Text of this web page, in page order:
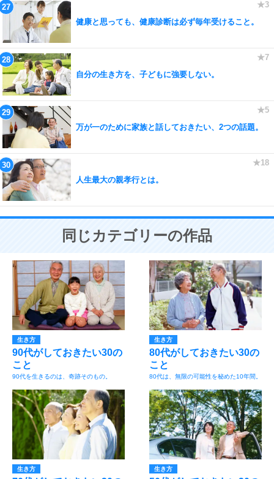
健康と思っても、健康診断は必ず毎年受けること。
自分の生き方を、子どもに強要しない。
万が一のために家族と話しておきたい、2つの話題。
人生最大の親孝行とは。
同じカテゴリーの作品
生き方
90代がしておきたい30の
こと
90代を生きるのは、奇跡そのもの。
生き方
80代がしておきたい30の
こと
80代は、無限の可能性を秘めた10年間。
生き方 生き方